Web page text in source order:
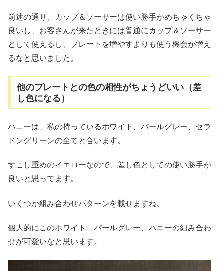
前述の通り、カップ＆ソーサーは使い勝手がめちゃくちゃ
良いし、お客さんが来たときには普通にカップ＆ソーサー
として使えるし、プレートを増やすよりも使う機会が増え
るなと思いました。
他のプレートとの色の相性がちょうどいい（差
し色になる）
ハニーは、私の持っているホワイト、パールグレー、セラ
ドングリーンの全てと合います。
すこし重めのイエローなので、差し色としての使い勝手が
良いと思ってます。
いくつか組み合わせパターンを載せますね。
個人的にこのホワイト、パールグレー、ハニーの組み合わ
せが可愛いなと思います。